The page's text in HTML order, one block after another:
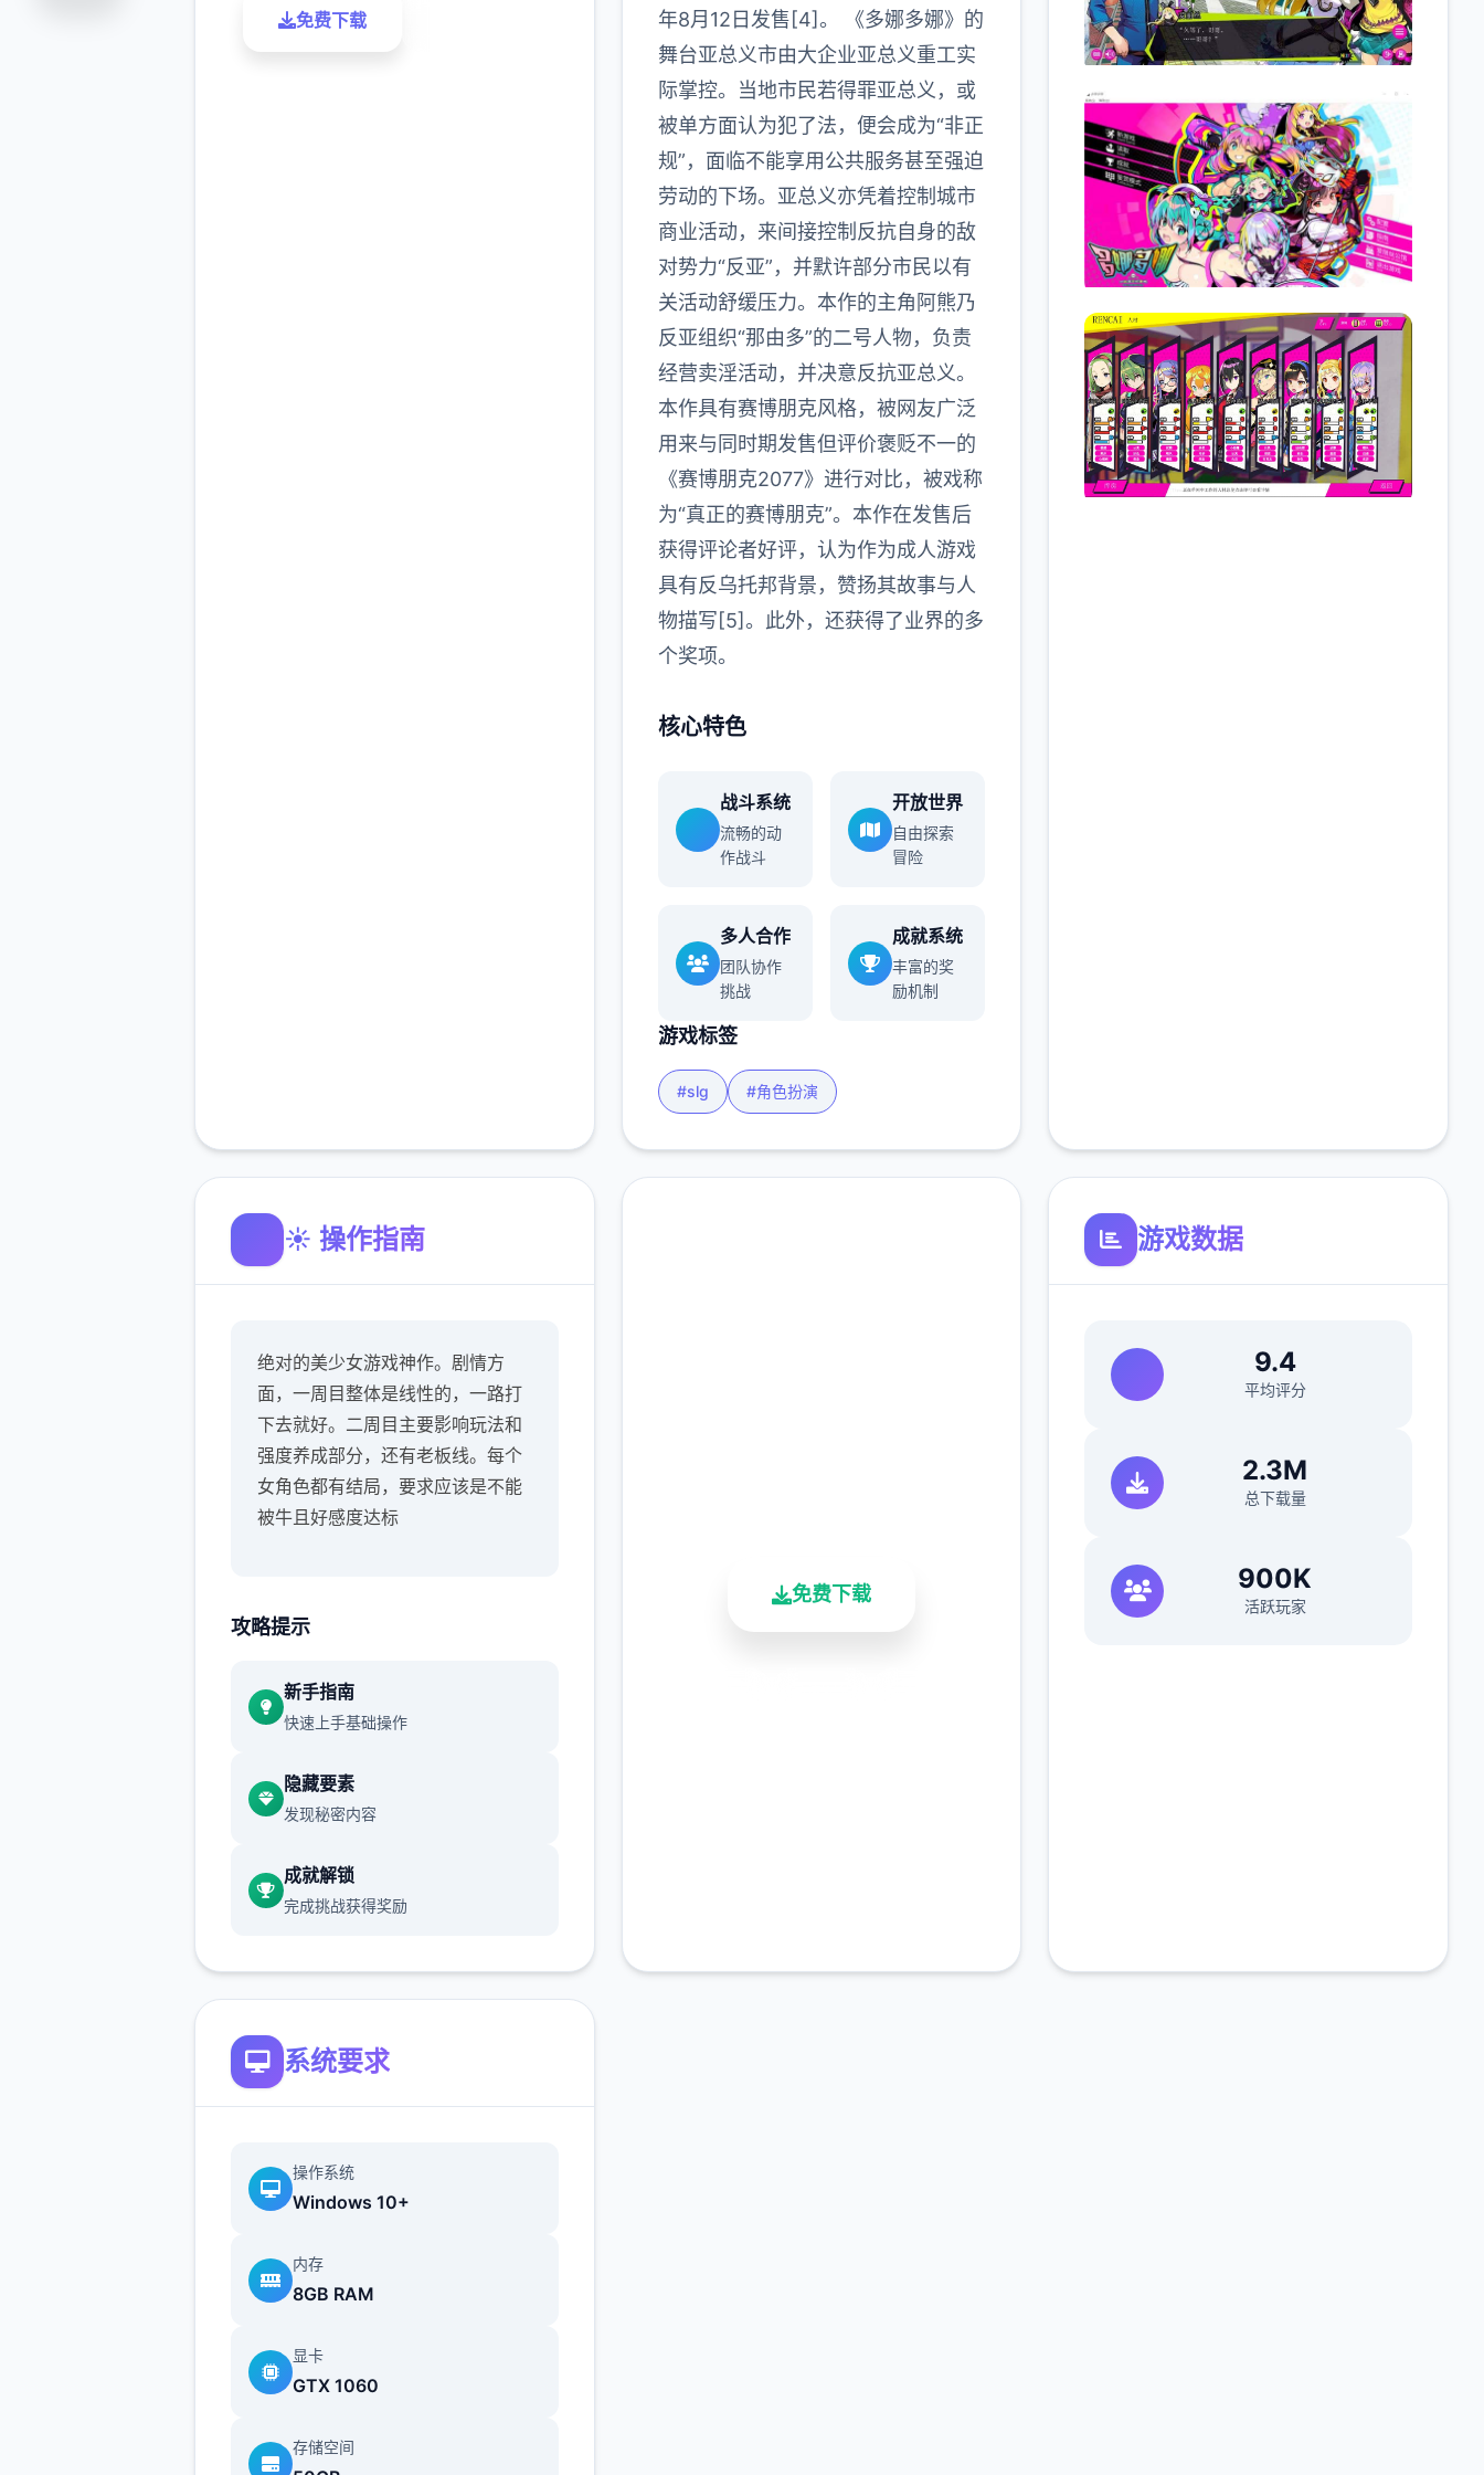
免费下载
年8月12日发售[4]。 《多娜多娜》的
舞台亚总义市由大企业亚总义重工实
际掌控。当地市民若得罪亚总义，或
被单方面认为犯了法，便会成为“非正
规”，面临不能享用公共服务甚至强迫
劳动的下场。亚总义亦凭着控制城市
商业活动，来间接控制反抗自身的敌
对势力“反亚”，并默许部分市民以有
关活动舒缓压力。本作的主角阿熊乃
反亚组织“那由多”的二号人物，负责
经营卖淫活动，并决意反抗亚总义。
本作具有赛博朋克风格，被网友广泛
用来与同时期发售但评价褒贬不一的
《赛博朋克2077》进行对比，被戏称
为“真正的赛博朋克”。本作在发售后
获得评论者好评，认为作为成人游戏
具有反乌托邦背景，赞扬其故事与人
物描写[5]。此外，还获得了业界的多
个奖项。
核心特色
战斗系统
流畅的动
作战斗
开放世界
自由探索
冒险
多人合作
团队协作
挑战
成就系统
丰富的奖
励机制
游戏标签
#slg #角色扮演
☀️ 操作指南
绝对的美少女游戏神作。剧情方
面，一周目整体是线性的，一路打
下去就好。二周目主要影响玩法和
强度养成部分，还有老板线。每个
女角色都有结局，要求应该是不能
被牛且好感度达标
攻略提示
新手指南
快速上手基础操作
隐藏要素
发现秘密内容
成就解锁
完成挑战获得奖励
免费下载
游戏数据
9.4
平均评分
2.3M
总下载量
900K
活跃玩家
系统要求
操作系统
Windows 10+
内存
8GB RAM
显卡
GTX 1060
存储空间